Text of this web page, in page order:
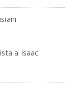
a Isaac